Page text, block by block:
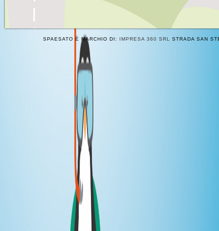
SPAESATO È MARCHIO DI: IMPRESA 360 SRL STRADA SAN